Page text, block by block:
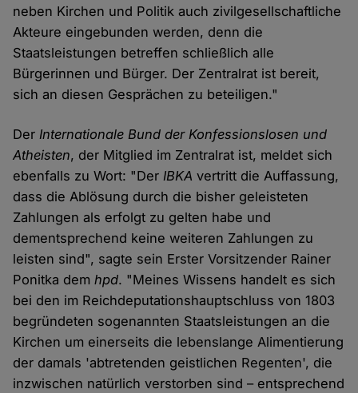
neben Kirchen und Politik auch zivilgesellschaftliche
Akteure eingebunden werden, denn die
Staatsleistungen betreffen schließlich alle
Bürgerinnen und Bürger. Der Zentralrat ist bereit,
sich an diesen Gesprächen zu beteiligen."
DerInternationale Bund der Konfessionslosen und
Atheisten, der Mitglied im Zentralrat ist, meldet sich
ebenfalls zu Wort: "DerIBKA vertritt die Auffassung,
dass die Ablösung durch die bisher geleisteten
Zahlungen als erfolgt zu gelten habe und
dementsprechend keine weiteren Zahlungen zu
leisten sind", sagte sein Erster Vorsitzender Rainer
Ponitka demhpd. "Meines Wissens handelt es sich
bei den im Reichdeputationshauptschluss von 1803
begründeten sogenannten Staatsleistungen an die
Kirchen um einerseits die lebenslange Alimentierung
der damals 'abtretenden geistlichen Regenten', die
inzwischen natürlich verstorben sind – entsprechend